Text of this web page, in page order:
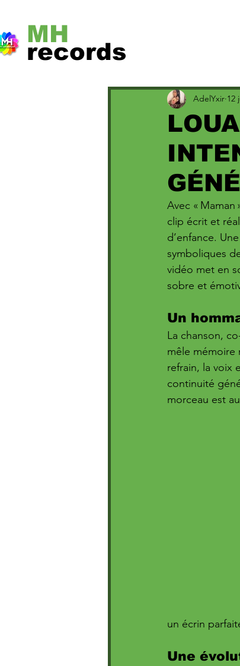
MH
records
AdelYxir 12
Avec «
clip écrit et
d’enfance.
symboliques
vidéo met en
sobre et
Un
La chanson,
mêle mémoire
refrain, la voix
continuité
morceau est
un écrin
Une